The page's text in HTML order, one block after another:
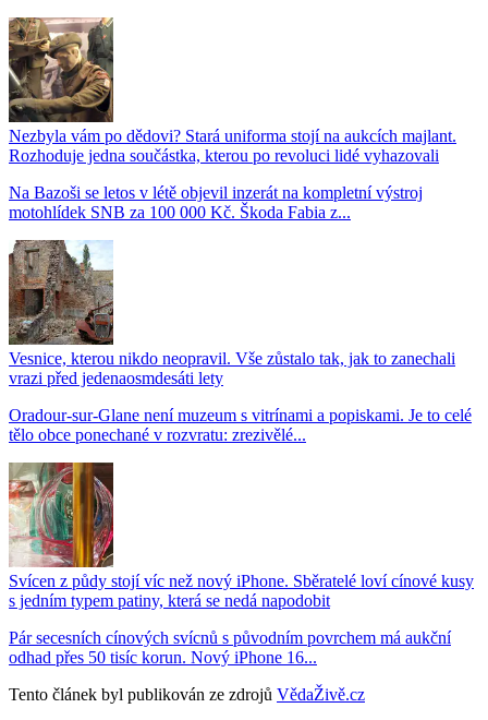
Nezbyla vám po dědovi? Stará uniforma stojí na aukcích majlant.
Rozhoduje jedna součástka, kterou po revoluci lidé vyhazovali
Na Bazoši se letos v létě objevil inzerát na kompletní výstroj
motohlídek SNB za 100 000 Kč. Škoda Fabia z...
Vesnice, kterou nikdo neopravil. Vše zůstalo tak, jak to zanechali
vrazi před jedenaosmdesáti lety
Oradour-sur-Glane není muzeum s vitrínami a popiskami. Je to celé
tělo obce ponechané v rozvratu: zrezivělé...
Svícen z půdy stojí víc než nový iPhone. Sběratelé loví cínové kusy
s jedním typem patiny, která se nedá napodobit
Pár secesních cínových svícnů s původním povrchem má aukční
odhad přes 50 tisíc korun. Nový iPhone 16...
Tento článek byl publikován ze zdrojů VědaŽivě.cz